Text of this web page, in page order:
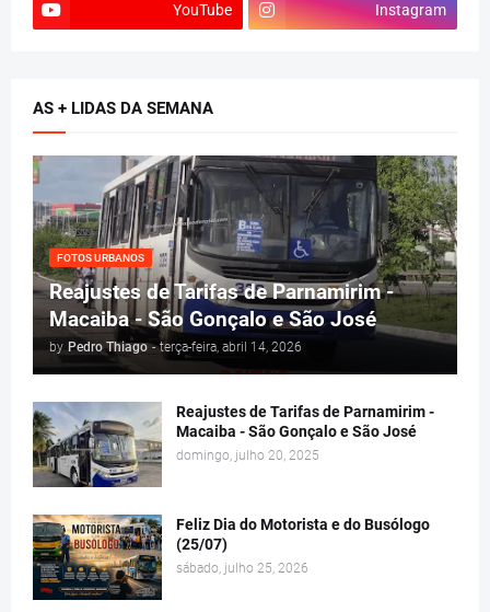
YouTube Instagram
AS + LIDAS DA SEMANA
FOTOS URBANOS
Reajustes de Tarifas de Parnamirim -
Macaiba - São Gonçalo e São José
by Pedro Thiago - terça-feira, abril 14, 2026
Reajustes de Tarifas de Parnamirim -
Macaiba - São Gonçalo e São José
domingo, julho 20, 2025
Feliz Dia do Motorista e do Busólogo
(25/07)
sábado, julho 25, 2026